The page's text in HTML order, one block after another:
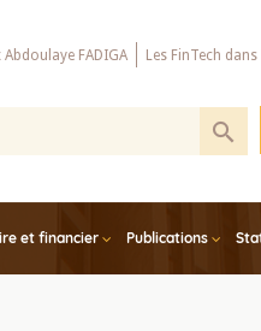
Abdoulaye FADIGA Les FinTech dans
et financier Publications